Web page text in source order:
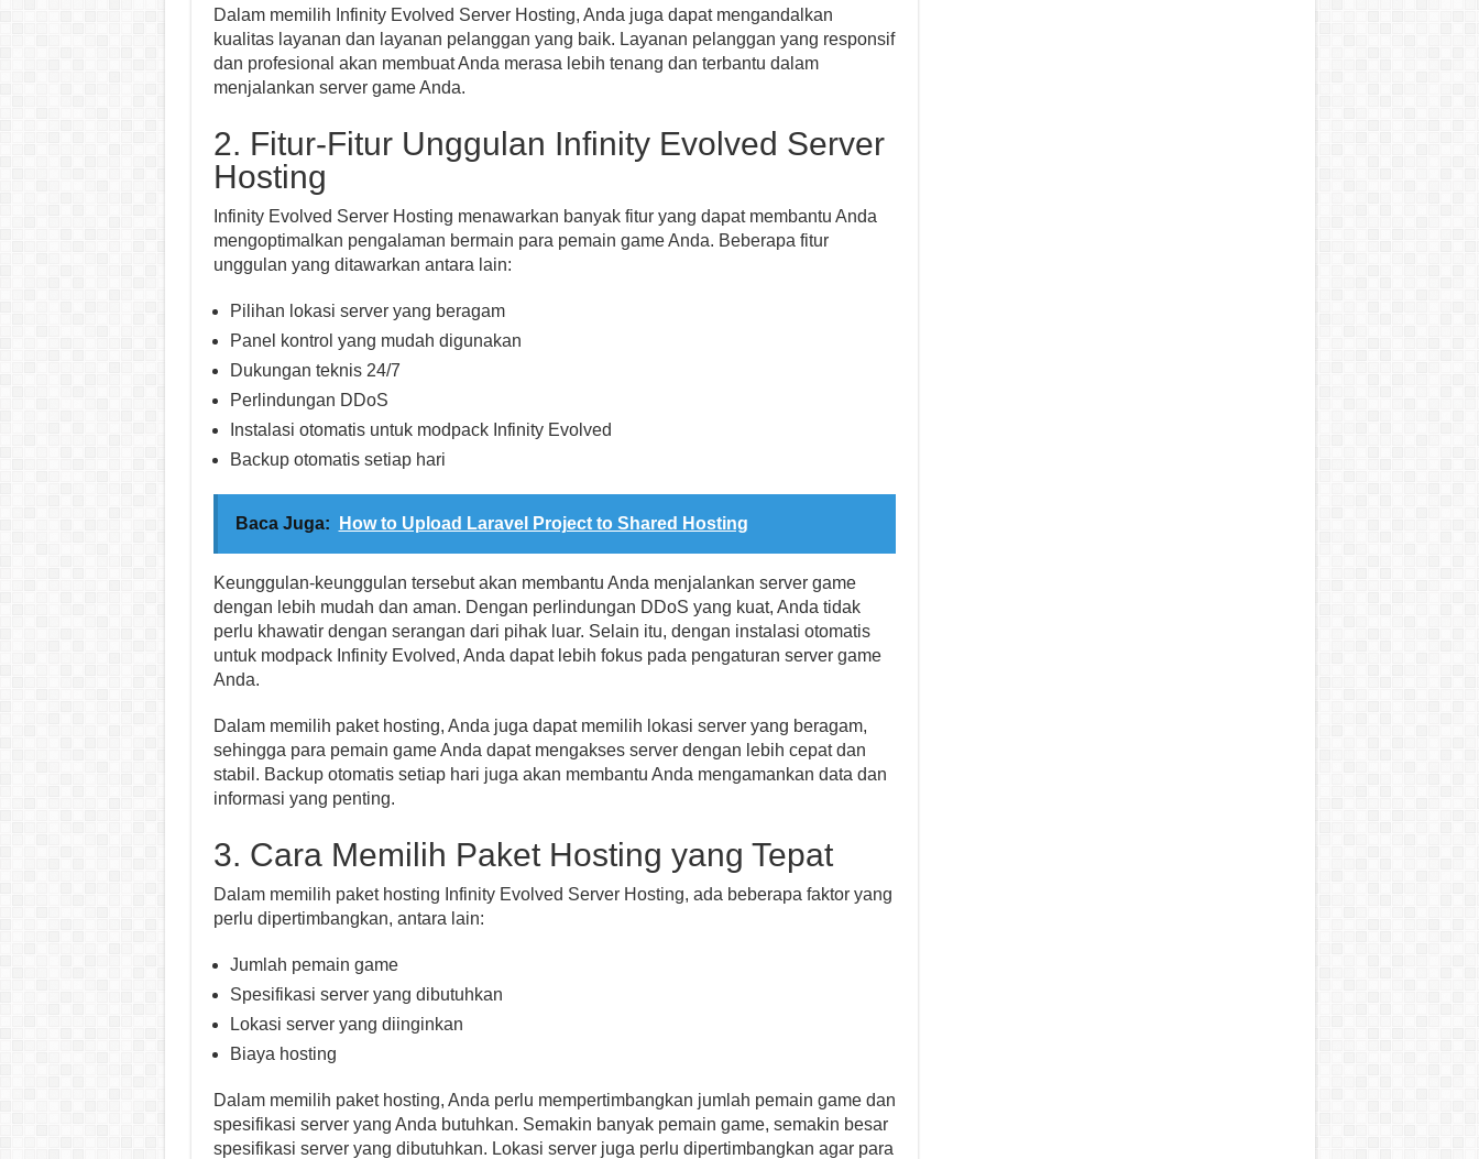
Dalam memilih Infinity Evolved Server Hosting, Anda juga dapat mengandalkan
kualitas layanan dan layanan pelanggan yang baik. Layanan pelanggan yang responsif
dan profesional akan membuat Anda merasa lebih tenang dan terbantu dalam
menjalankan server game Anda.
2. Fitur-Fitur Unggulan Infinity Evolved Server
Hosting
Infinity Evolved Server Hosting menawarkan banyak fitur yang dapat membantu Anda
mengoptimalkan pengalaman bermain para pemain game Anda. Beberapa fitur
unggulan yang ditawarkan antara lain:
Pilihan lokasi server yang beragam
Panel kontrol yang mudah digunakan
Dukungan teknis 24/7
Perlindungan DDoS
Instalasi otomatis untuk modpack Infinity Evolved
Backup otomatis setiap hari
Baca Juga: How to Upload Laravel Project to Shared Hosting
Keunggulan-keunggulan tersebut akan membantu Anda menjalankan server game
dengan lebih mudah dan aman. Dengan perlindungan DDoS yang kuat, Anda tidak
perlu khawatir dengan serangan dari pihak luar. Selain itu, dengan instalasi otomatis
untuk modpack Infinity Evolved, Anda dapat lebih fokus pada pengaturan server game
Anda.
Dalam memilih paket hosting, Anda juga dapat memilih lokasi server yang beragam,
sehingga para pemain game Anda dapat mengakses server dengan lebih cepat dan
stabil. Backup otomatis setiap hari juga akan membantu Anda mengamankan data dan
informasi yang penting.
3. Cara Memilih Paket Hosting yang Tepat
Dalam memilih paket hosting Infinity Evolved Server Hosting, ada beberapa faktor yang
perlu dipertimbangkan, antara lain:
Jumlah pemain game
Spesifikasi server yang dibutuhkan
Lokasi server yang diinginkan
Biaya hosting
Dalam memilih paket hosting, Anda perlu mempertimbangkan jumlah pemain game dan
spesifikasi server yang Anda butuhkan. Semakin banyak pemain game, semakin besar
spesifikasi server yang dibutuhkan. Lokasi server juga perlu dipertimbangkan agar para